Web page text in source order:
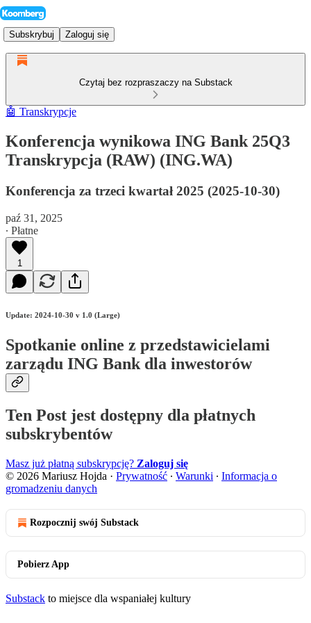
Subskrybuj Zaloguj się
Czytaj bez rozpraszaczy na Substack
🤖 Transkrypcje
Konferencja wynikowa ING Bank 25Q3
Transkrypcja (RAW) (ING.WA)
Konferencja za trzeci kwartał 2025 (2025-10-30)
paź 31, 2025
∙ Płatne
1
Update: 2024-10-30 v 1.0 (Large)
Spotkanie online z przedstawicielami
zarządu ING Bank dla inwestorów
Ten Post jest dostępny dla płatnych
subskrybentów
Masz już płatną subskrypcję? Zaloguj się
© 2026 Mariusz Hojda · Prywatność ∙ Warunki ∙ Informacja o
gromadzeniu danych
Rozpocznij swój Substack
Pobierz App
Substack to miejsce dla wspaniałej kultury